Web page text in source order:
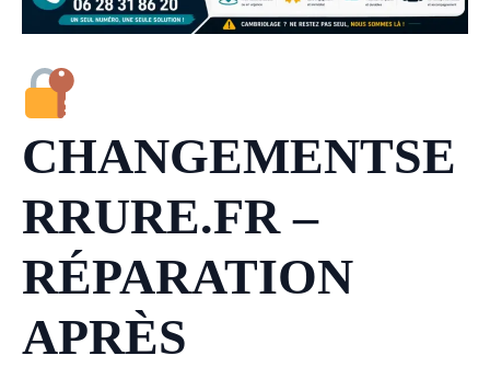
CHANGEMENTSE
RRURE.FR –
RÉPARATION
APRÈS